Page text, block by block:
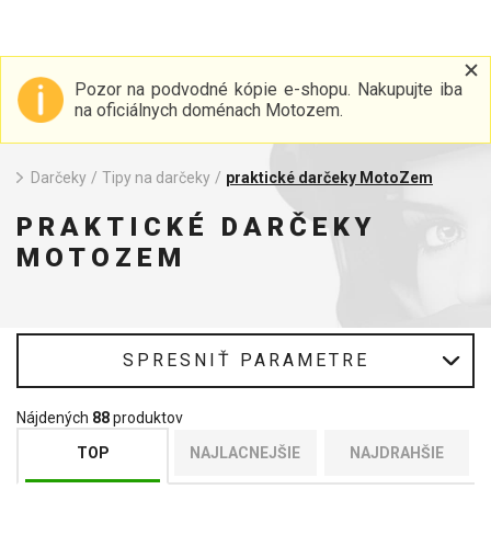
Pozor na podvodné kópie e-shopu. Nakupujte iba
na oficiálnych doménach Motozem.
Darčeky / Tipy na darčeky / praktické darčeky MotoZem
PRAKTICKÉ DARČEKY
MOTOZEM
SPRESNIŤ PARAMETRE
Nájdených 88produktov
TOP
NAJLACNEJŠIE NAJDRAHŠIE